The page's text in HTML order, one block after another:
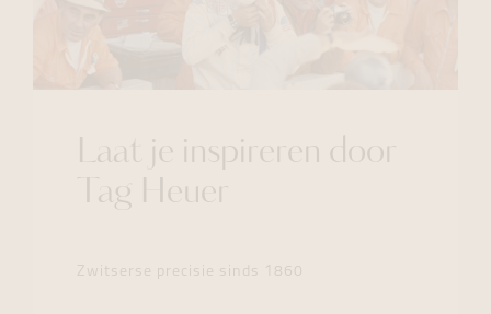
Laat je inspireren door
Tag Heuer
Zwitserse precisie sinds 1860